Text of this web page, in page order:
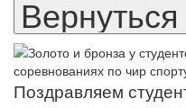
Поздравляем